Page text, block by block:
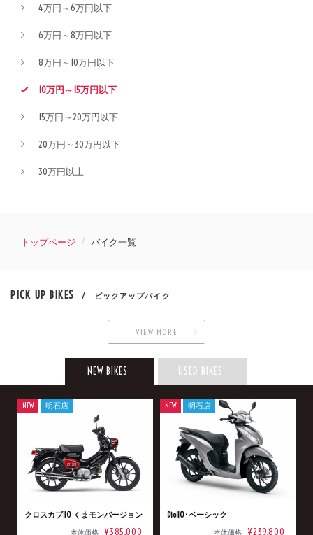
4万円～6万円以下
6万円～8万円以下
8万円～10万円以下
10万円～15万円以下
15万円～20万円以下
20万円～30万円以下
30万円以上
トップページ バイク一覧
PICK UP BIKES / ピックアップバイク
VIEW MORE
NEW BIKES USED BIKES
クロスカブ110 くまモンバージョン
本体価格 ¥385,000
NEW 明石店
Dio110･ベーシック
本体価格 ¥239,800
NEW 明石店